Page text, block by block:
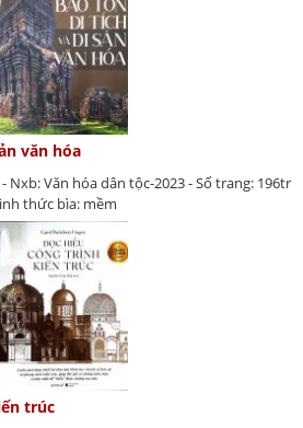
văn hóa
Nxb: Văn hóa dân tộc-2023 - Số trang: 196tr
thức bìa: mềm
trúc